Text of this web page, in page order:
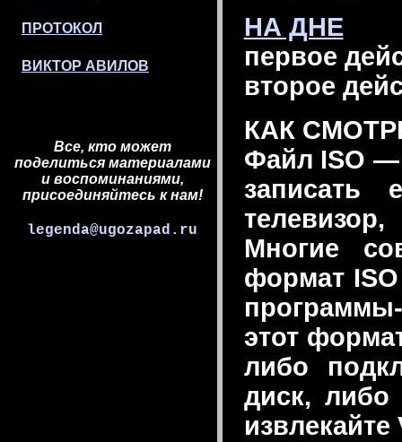
ПРОТОКОЛ
ВИКТОР АВИЛОВ
Все, кто может
поделиться материалами
и воспоминаниями,
присоединяйтесь к нам!
legenda@ugozapad.ru
НА ДНЕ
первое
второе
КАК
Файл ISO —
Многие
формат
этот
либо
диск, либо